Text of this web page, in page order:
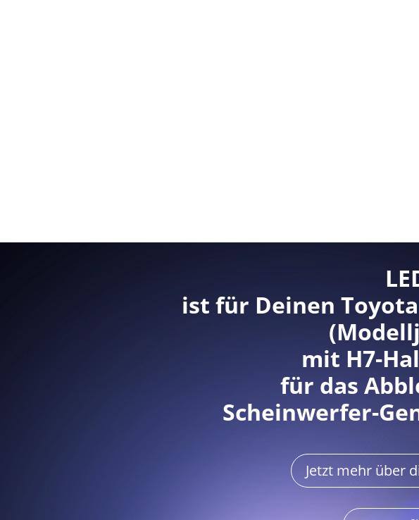
ist für Deinen
mit H7-
für das
Scheinwerfer-
Jetzt mehr über